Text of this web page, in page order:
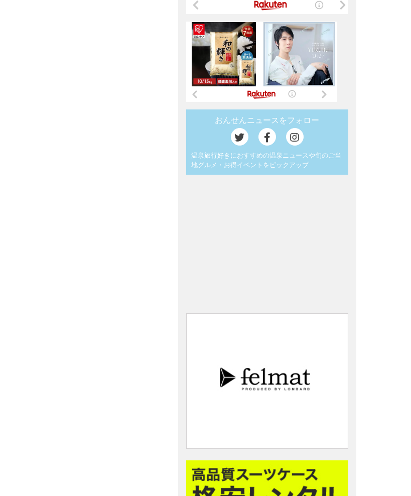
おんせんニュースをフォロー
温泉旅行好きにおすすめの温泉ニュースや旬のご当
地グルメ・お得イベントをピックアップ